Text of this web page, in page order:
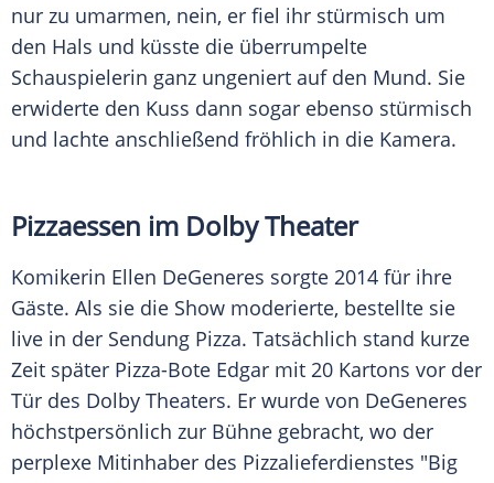
nur zu umarmen, nein, er fiel ihr stürmisch um
den Hals und küsste die überrumpelte
Schauspielerin ganz ungeniert auf den Mund. Sie
erwiderte den Kuss dann sogar ebenso stürmisch
und lachte anschließend fröhlich in die Kamera.
Pizzaessen im Dolby Theater
Komikerin Ellen DeGeneres sorgte 2014 für ihre
Gäste. Als sie die Show moderierte, bestellte sie
live in der Sendung Pizza. Tatsächlich stand kurze
Zeit später Pizza-Bote Edgar mit 20 Kartons vor der
Tür des Dolby Theaters. Er wurde von DeGeneres
höchstpersönlich zur Bühne gebracht, wo der
perplexe Mitinhaber des Pizzalieferdienstes "Big